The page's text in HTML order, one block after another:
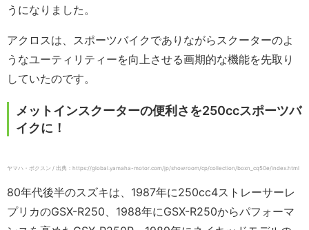
うになりました。
アクロスは、スポーツバイクでありながらスクーターのよ
うなユーティリティーを向上させる画期的な機能を先取り
していたのです。
メットインスクーターの便利さを250ccスポーツバ
イクに！
ヤマハ・ボクスン / 出典：https://global.yamaha-motor.com/jp/showroom/cp/collection/boxn_cq50e/index.html
80年代後半のスズキは、1987年に250cc4ストレーサーレ
プリカのGSX-R250、1988年にGSX-R250からパフォーマ